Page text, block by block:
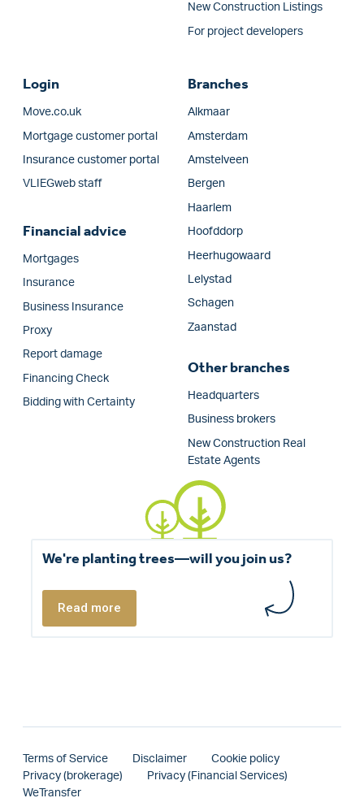
New Construction Listings
For project developers
Login
Move.co.uk
Mortgage customer portal
Insurance customer portal
VLIEGweb staff
Financial advice
Mortgages
Insurance
Business Insurance
Proxy
Report damage
Financing Check
Bidding with Certainty
Branches
Alkmaar
Amsterdam
Amstelveen
Bergen
Haarlem
Hoofddorp
Heerhugowaard
Lelystad
Schagen
Zaanstad
Other branches
Headquarters
Business brokers
New Construction Real
Estate Agents
We're planting trees—will you join us?
Read more
Terms of Service Disclaimer
Cookie policy
Privacy (brokerage)
Privacy (Financial Services)
WeTransfer